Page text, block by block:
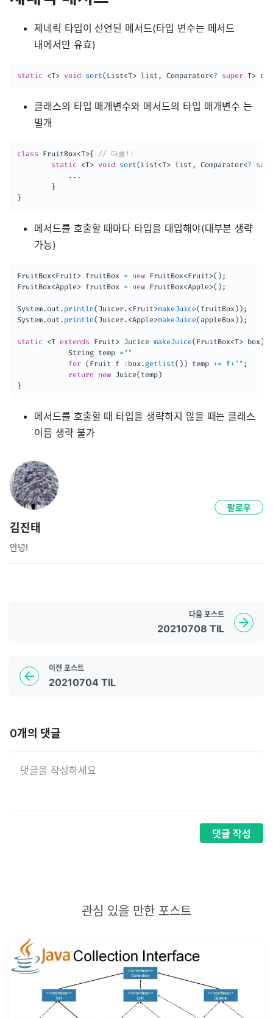
제네릭 타입이 선언된 메서드(타입 변수는 메서드
내에서만 유효)
static <T> void sort( List<T> list , Comparator<? super T> c
클래스의 타입 매개변수와 메서드의 타입 매개변수 는
별개
class FruitBox<T>{
// 다름!!
static
<T> void sort( List<T> list , Comparator<?
. . .
}
}
메서드를 호출할 때마다 타입을 대입해야(대부분 생략
가능)
FruitBox<Fruit> fruitBox = new FruitBox<Fruit>( ) ;
FruitBox<Apple> fruitBox = new FruitBox<Apple>( ) ;
System. out . println( Juicer. <Fruit>makeJuice( fruitBox ) ) ;
System. out . println( Juicer. <Apple>makeJuice(appleBox ) ) ;
static <T extends Fruit> Jucice makeJuice( FruitBox<T> box )
String temp = ""
for ( Fruit f : box. getlist( ) ) temp += f+ "" ;
return
new Juice( temp )
}
메서드를 호출할 때 타입을 생략하지 않을 때는 클래스
이름 생략 불가
김진태
안녕!
팔로우
이전 포스트
20210704 TIL
다음 포스트
20210708 TIL
0개의 댓글
댓글 작성
관심 있을 만한 포스트